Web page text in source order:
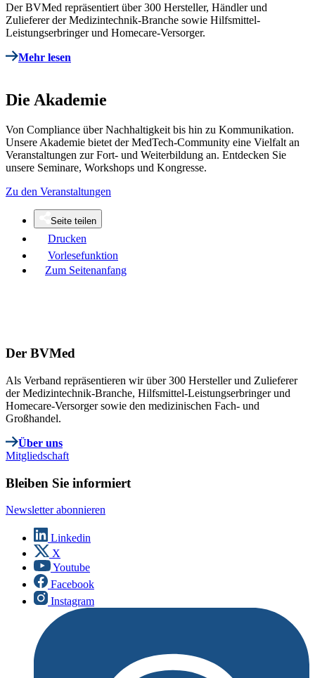
Der BVMed repräsentiert über 300 Hersteller, Händler und
Zulieferer der Medizintechnik-Branche sowie Hilfsmittel-
Leistungserbringer und Homecare-Versorger.
Mehr lesen
Die Akademie
Von Compliance über Nachhaltigkeit bis hin zu Kommunikation.
Unsere Akademie bietet der MedTech-Community eine Vielfalt an
Veranstaltungen zur Fort- und Weiterbildung an. Entdecken Sie
unsere Seminare, Workshops und Kongresse.
Zu den Veranstaltungen
Seite teilen
Drucken
Vorlesefunktion
Zum Seitenanfang
Der BVMed
Als Verband repräsentieren wir über 300 Hersteller und Zulieferer
der Medizintechnik-Branche, Hilfsmittel-Leistungserbringer und
Homecare-Versorger sowie den medizinischen Fach- und
Großhandel.
Über uns
Mitgliedschaft
Bleiben Sie informiert
Newsletter abonnieren
Linkedin
X
Youtube
Facebook
Instagram